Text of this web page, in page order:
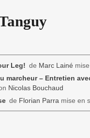
Leg! de Marc Lainé
marcheur – Entretien
Nicolas Bouchaud
de Florian Parramise en